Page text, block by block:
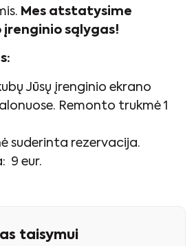
Mes atstatysime
sąlygas!
Jūsų įrenginio ekrano
Remonto trukmė 1
suderinta rezervacija.
9 eur.
taisymui